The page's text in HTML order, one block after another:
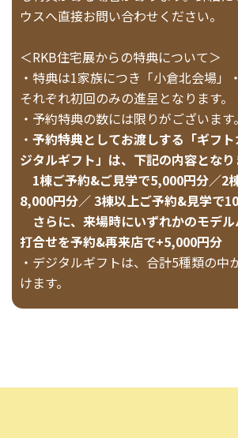
ウスへ直接お問い合わせください。
＜RKB住宅展からの特典について＞
・特典は1家族につき「小倉北会場」
それぞれ初回のみの進呈となります。
・予約特典の数には限りがございます。
・ 予約特典としてお渡しする「ギフ
ジタルギフト」は、下記の内容となり
1棟ご予約&ご見学で5,000円分／2
8,000円分／ 3棟以上ご予約&見学で
さらに、来場時にいずれかのモデ
打合せを予約&再来店で+5,000円分
・デジタルギフトは、合計5種類の中
けます。